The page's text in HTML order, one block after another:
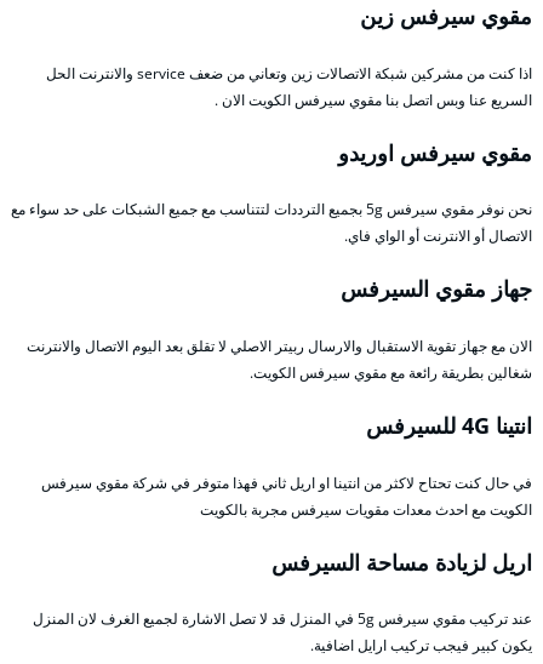
مقوي سيرفس زين
اذا كنت من مشركين شبكة الاتصالات زين وتعاني من ضعف service والانترنت الحل
السريع عنا وبس اتصل بنا مقوي سيرفس الكويت الان .
مقوي سيرفس اوريدو
نحن نوفر مقوي سيرفس 5g بجميع الترددات لتتناسب مع جميع الشبكات على حد سواء مع
الاتصال أو الانترنت أو الواي فاي.
جهاز مقوي السيرفس
الان مع جهاز تقوية الاستقبال والارسال ربيتر الاصلي لا تقلق بعد اليوم الاتصال والانترنت
شغالين بطريقة رائعة مع مقوي سيرفس الكويت.
انتينا 4G للسيرفس
في حال كنت تحتاح لاكثر من انتينا او اريل ثاني فهذا متوفر في شركة مقوي سيرفس
الكويت مع احدث معدات مقويات سيرفس مجربة بالكويت
اريل لزيادة مساحة السيرفس
عند تركيب مقوي سيرفس 5g في المنزل قد لا تصل الاشارة لجميع الغرف لان المنزل
يكون كبير فيجب تركيب ارايل اضافية.